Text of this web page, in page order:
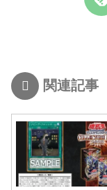
関連記事